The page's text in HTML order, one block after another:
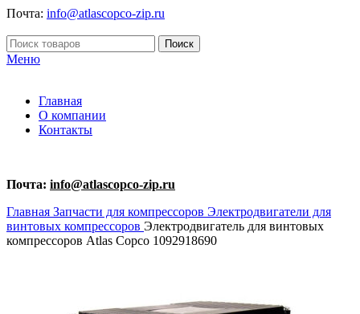
Почта: info@atlascopco-zip.ru
Поиск
Меню
Главная
О компании
Контакты
Почта: info@atlascopco-zip.ru
Главная Запчасти для компрессоров Электродвигатели для
винтовых компрессоров Электродвигатель для винтовых
компрессоров Atlas Copco 1092918690